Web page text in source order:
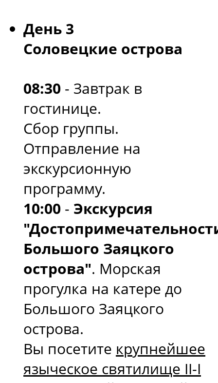
День 3
Соловецкие острова
08:30 - Завтрак в
гостинице.
Сбор группы.
Отправление на
экскурсионную
программу.
10:00 - Экскурсия
Большого Заяцкого
острова". Морская
прогулка на катере до
Большого Заяцкого
острова.
Вы посетите крупнейшее
языческое святилище II-I